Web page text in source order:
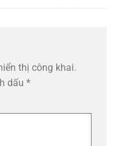
thị công khai.
dấu *